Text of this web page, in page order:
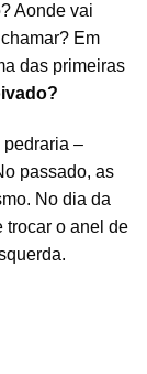
Aonde vai
Em
das primeiras
pedraria –
passado, as
No dia da
trocar o anel de